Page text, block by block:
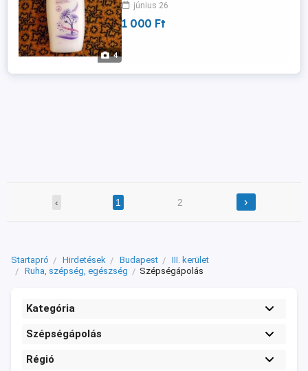
4
június 26
1 000 Ft
‹ 1 2 ›
Startapró Hirdetések Budapest
III. kerület
Ruha, szépség, egészség
Szépségápolás
Kategória
Szépségápolás
Régió